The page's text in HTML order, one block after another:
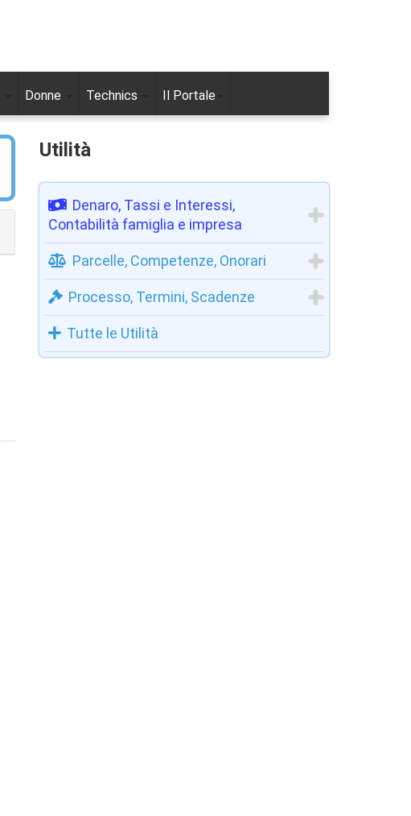
Donne Technics Il Portale
Utilità
Denaro, Tassi e Interessi,
Contabilità famiglia e impresa
Parcelle, Competenze, Onorari
Processo, Termini, Scadenze
Tutte le Utilità